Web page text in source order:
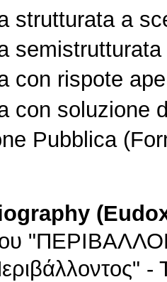
strutturata a
con rispote
con soluzione
Pubblica
-